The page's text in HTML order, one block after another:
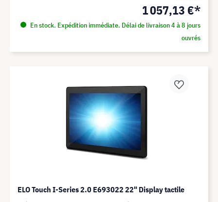
1 057,13 €*
En stock. Expédition immédiate. Délai de livraison 4 à 8 jours
ouvrés
ELO Touch I-Series 2.0 E693022 22" Display tactile